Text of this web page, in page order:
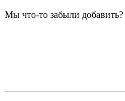
Мы что-то забыли добавить?